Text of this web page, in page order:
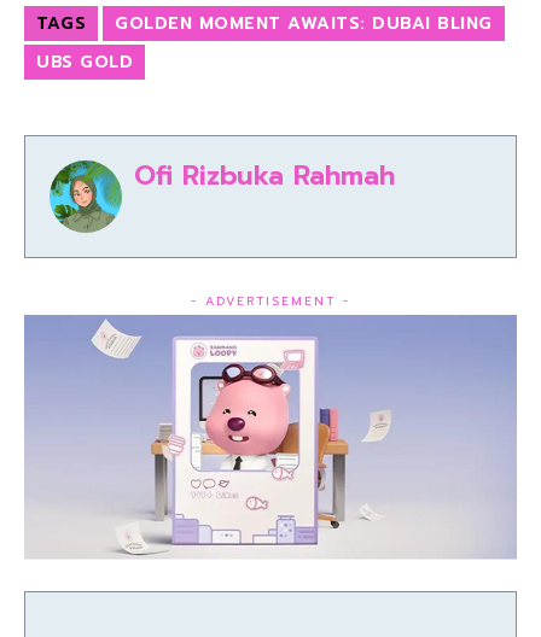
TAGS
GOLDEN MOMENT AWAITS: DUBAI BLING
UBS GOLD
Ofi Rizbuka Rahmah
- ADVERTISEMENT -